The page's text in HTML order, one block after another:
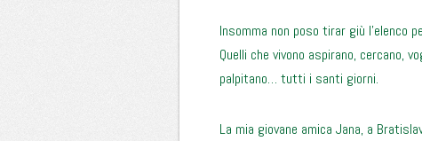
Insomma non poso tirar giù l’elenco
Quelli che vivono aspirano, cercano,
palpitano… tutti i santi giorni.
La mia giovane amica Jana, a